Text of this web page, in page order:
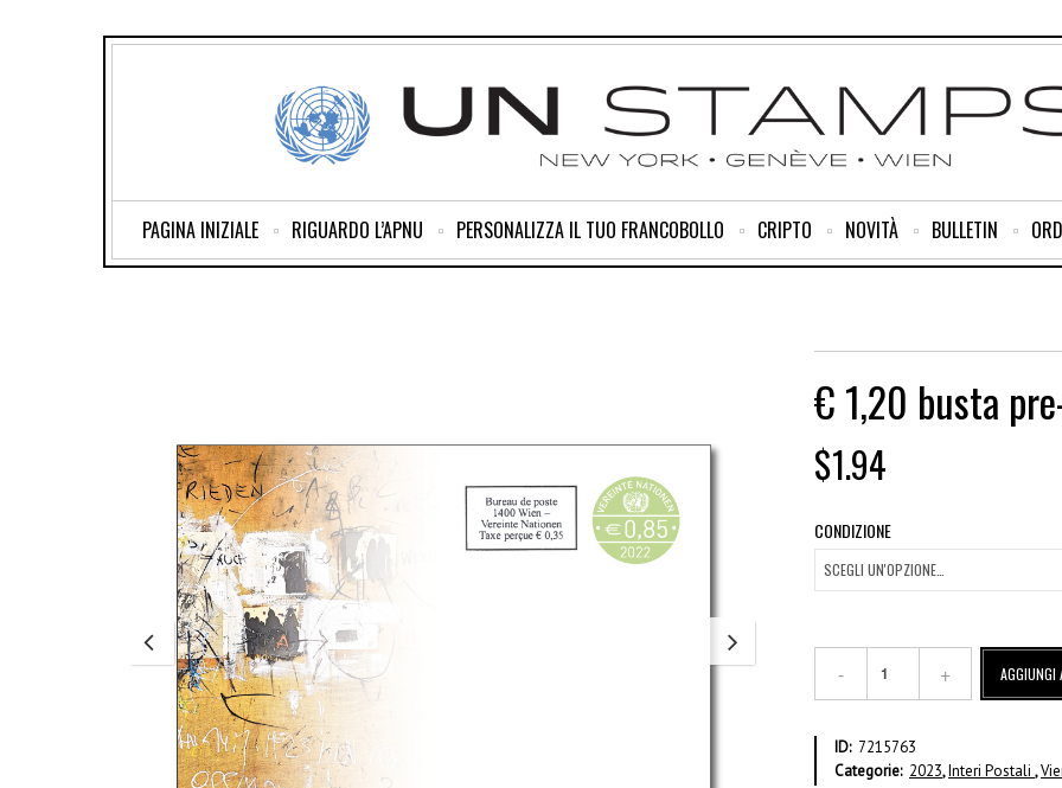
PAGINA INIZIALE RIGUARDO L’APNU PERSONALIZZA IL TUO FRANCOBOLLO CRIPTO NOVITÀ BULLETIN
€ 1,20 busta
$1.94
CONDIZIONE
1,20
busta
affrancata
rivalutata
AGGIUNGI
ID: 7215763
Categorie: 2023,Interi Postali ,